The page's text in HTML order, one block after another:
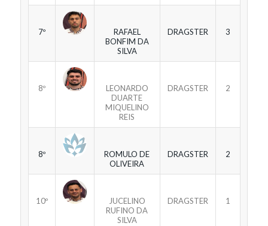
7º
RAFAEL
BONFIM DA
SILVA
DRAGSTER 3
8º
LEONARDO
DUARTE
MIQUELINO
REIS
DRAGSTER 2
8º
ROMULO DE
OLIVEIRA
DRAGSTER 2
10º
JUCELINO
RUFINO DA
SILVA
DRAGSTER 1